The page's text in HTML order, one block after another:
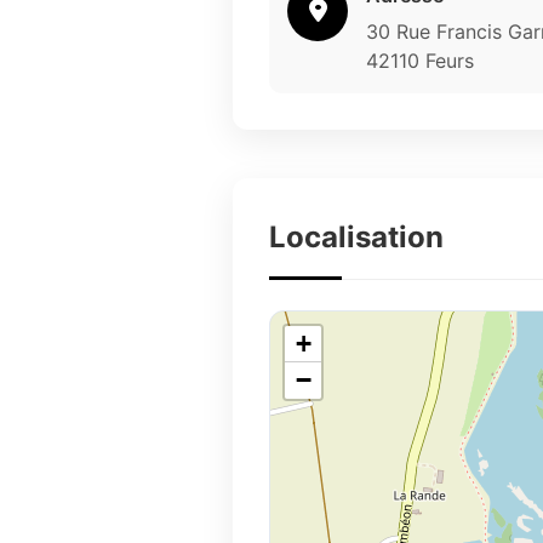
30 Rue Francis
42110 Feurs
Localisation
+
−